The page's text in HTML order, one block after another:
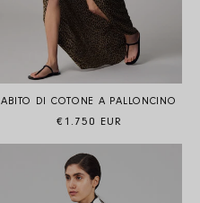
ABITO DI COTONE A PALLONCINO
Prezzo di listino
€1.750 EUR